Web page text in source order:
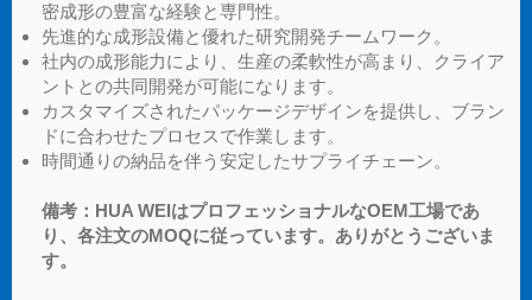
密成形の豊富な経験と専門性。
先進的な成形設備と優れた研究開発チームワーク。
社内の成形能力により、生産の柔軟性が高まり、クライア
ントとの共同開発が可能になります。
カスタマイズされたパッケージデザインを提供し、ブラン
ドに合わせたプロセスで作業します。
時間通りの納品を伴う安定したサプライチェーン。
備考：HUA WEIはプロフェッショナルなOEM工場であ
り、各注文のMOQに従っています。ありがとうございま
す。